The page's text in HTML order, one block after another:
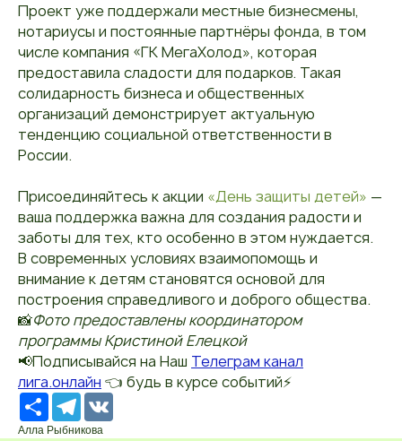
Проект уже поддержали местные бизнесмены,
нотариусы и постоянные партнёры фонда, в том
числе компания «ГК МегаХолод», которая
предоставила сладости для подарков. Такая
солидарность бизнеса и общественных
организаций демонстрирует актуальную
тенденцию социальной ответственности в
России.
Присоединяйтесь к акции «День защиты детей» —
ваша поддержка важна для создания радости и
заботы для тех, кто особенно в этом нуждается.
В современных условиях взаимопомощь и
внимание к детям становятся основой для
построения справедливого и доброго общества.
📸Фото предоставлены координатором
программы Кристиной Елецкой
📢Подписывайся на Наш Телеграм канал
лига.онлайн 👈 будь в курсе событий⚡️
РесурсTelegram
Алла Рыбникова